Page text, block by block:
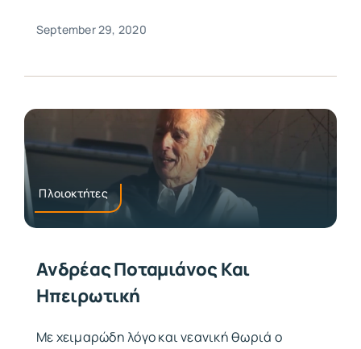
September 29, 2020
Πλοιοκτήτες
Ανδρέας Ποταμιάνος Και
Ηπειρωτική
Με χειμαρώδη λόγο και νεανική θωριά ο